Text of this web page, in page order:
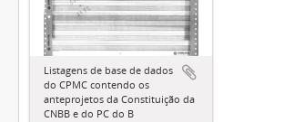
Listagens de base de dados
do CPMC contendo os
anteprojetos da Constituição da
CNBB e do PC do B